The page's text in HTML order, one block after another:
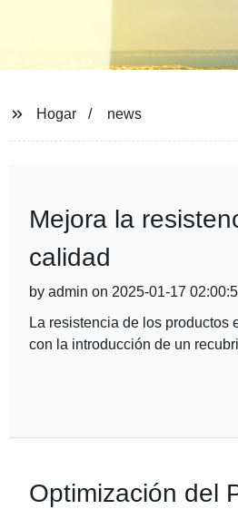
Hogar news
Mejora la
calidad
by admin on 2025-01-17
La resistencia de los productos
con la introducción de un
Optimización del